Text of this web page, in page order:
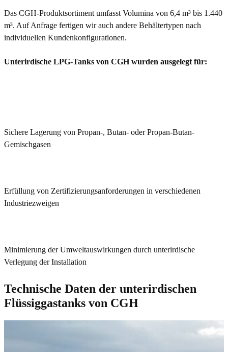
Das CGH-Produktsortiment umfasst Volumina von 6,4 m³ bis 1.440
m³. Auf Anfrage fertigen wir auch andere Behältertypen nach
individuellen Kundenkonfigurationen.
Unterirdische LPG-Tanks von CGH wurden ausgelegt für:
Sichere Lagerung von Propan-, Butan- oder Propan-Butan-
Gemischgasen
Erfüllung von Zertifizierungsanforderungen in verschiedenen
Industriezweigen
Minimierung der Umweltauswirkungen durch unterirdische
Verlegung der Installation
Technische Daten der unterirdischen
Flüssiggastanks von CGH